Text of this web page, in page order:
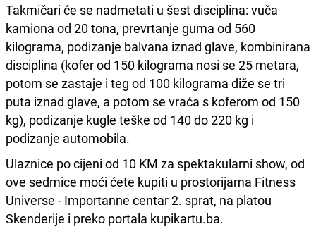
Takmičari će se nadmetati u šest disciplina: vuča
kamiona od 20 tona, prevrtanje guma od 560
kilograma, podizanje balvana iznad glave, kombinirana
disciplina (kofer od 150 kilograma nosi se 25 metara,
potom se zastaje i teg od 100 kilograma diže se tri
puta iznad glave, a potom se vraća s koferom od 150
kg), podizanje kugle teške od 140 do 220 kg i
podizanje automobila.
Ulaznice po cijeni od 10 KM za spektakularni show, od
ove sedmice moći ćete kupiti u prostorijama Fitness
Universe - Importanne centar 2. sprat, na platou
Skenderije i preko portala kupikartu.ba.